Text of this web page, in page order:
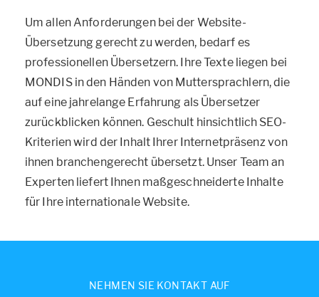
Um allen Anforderungen bei der Website-
Übersetzung gerecht zu werden, bedarf es
professionellen Übersetzern. Ihre Texte liegen bei
MONDIS in den Händen von Muttersprachlern, die
auf eine jahrelange Erfahrung als Übersetzer
zurückblicken können. Geschult hinsichtlich SEO-
Kriterien wird der Inhalt Ihrer Internetpräsenz von
ihnen branchengerecht übersetzt. Unser Team an
Experten liefert Ihnen maßgeschneiderte Inhalte
für Ihre internationale Website.
NEHMEN SIE KONTAKT AUF